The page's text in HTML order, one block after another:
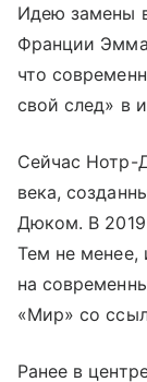
Идею замены
Франции
что
свой след» в
Сейчас Нотр-
века,
Дюком. В 2019
Тем не менее,
на
«Мир» со
Ранее в